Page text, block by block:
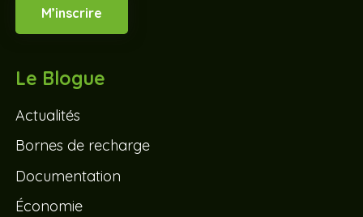
M’inscrire
Le Blogue
Actualités
Bornes de recharge
Documentation
Économie